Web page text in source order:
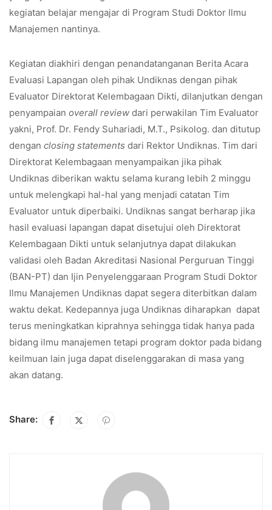
kegiatan belajar mengajar di Program Studi Doktor Ilmu
Manajemen nantinya.
Kegiatan diakhiri dengan penandatanganan Berita Acara
Evaluasi Lapangan oleh pihak Undiknas dengan pihak
Evaluator Direktorat Kelembagaan Dikti, dilanjutkan dengan
penyampaian overall review dari perwakilan Tim Evaluator
yakni, Prof. Dr. Fendy Suhariadi, M.T., Psikolog. dan ditutup
dengan closing statements dari Rektor Undiknas. Tim dari
Direktorat Kelembagaan menyampaikan jika pihak
Undiknas diberikan waktu selama kurang lebih 2 minggu
untuk melengkapi hal-hal yang menjadi catatan Tim
Evaluator untuk diperbaiki. Undiknas sangat berharap jika
hasil evaluasi lapangan dapat disetujui oleh Direktorat
Kelembagaan Dikti untuk selanjutnya dapat dilakukan
validasi oleh Badan Akreditasi Nasional Perguruan Tinggi
(BAN-PT) dan Ijin Penyelenggaraan Program Studi Doktor
Ilmu Manajemen Undiknas dapat segera diterbitkan dalam
waktu dekat. Kedepannya juga Undiknas diharapkan dapat
terus meningkatkan kiprahnya sehingga tidak hanya pada
bidang ilmu manajemen tetapi program doktor pada bidang
keilmuan lain juga dapat diselenggarakan di masa yang
akan datang.
Share: